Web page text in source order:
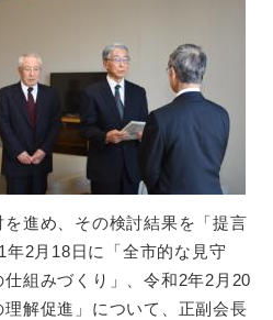
進め、その検討結果を「提言
2月18日に「全市的な見守
組みづくり」、令和2年2月20
解促進」について、正副会長